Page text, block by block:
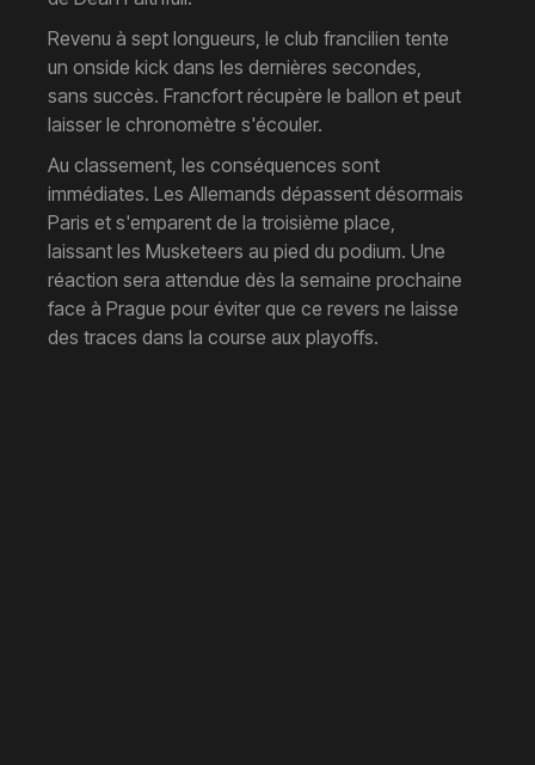
Revenu à sept longueurs, le club francilien tente
un onside kick dans les dernières secondes,
sans succès. Francfort récupère le ballon et peut
laisser le chronomètre s'écouler.
Au classement, les conséquences sont
immédiates. Les Allemands dépassent désormais
Paris et s'emparent de la troisième place,
laissant les Musketeers au pied du podium. Une
réaction sera attendue dès la semaine prochaine
face à Prague pour éviter que ce revers ne laisse
des traces dans la course aux playoffs.